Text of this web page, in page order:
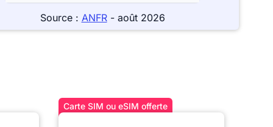
Source : ANFR- août 2026
Carte SIM ou eSIM offerte